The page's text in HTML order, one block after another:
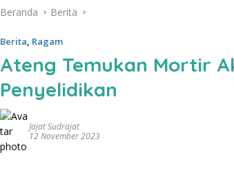
Beranda Berita
Berita, Ragam
Ateng Temukan Mortir
Penyelidikan
Jajat Sudrajat
12 November 2023